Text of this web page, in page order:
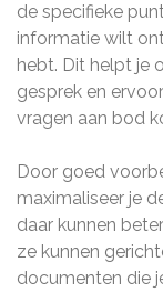
de specifieke
informatie wilt
hebt. Dit helpt je
gesprek en
vragen aan bod
Door goed
maximaliseer je
daar kunnen
ze kunnen
documenten die